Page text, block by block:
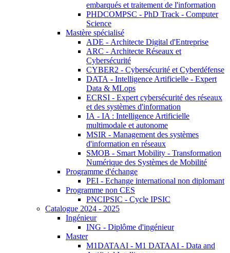
embarqués et traitement de l'information
PHDCOMPSC - PhD Track - Computer
Science
Mastère spécialisé
ADE - Architecte Digital d'Entreprise
ARC - Architecte Réseaux et
Cybersécurité
CYBER2 - Cybersécurité et Cyberdéfense
DATA - Intelligence Artificielle - Expert
Data & MLops
ECRSI - Expert cybersécurité des réseaux
et des systèmes d'information
IA - IA : Intelligence Artificielle
multimodale et autonome
MSIR - Management des systèmes
d'information en réseaux
SMOB - Smart Mobility - Transformation
Numérique des Systèmes de Mobilité
Programme d'échange
PEI - Echange international non diplomant
Programme non CES
PNCIPSIC - Cycle IPSIC
Catalogue 2024 - 2025
Ingénieur
ING - Diplôme d'ingénieur
Master
M1DATAAI - M1 DATAAI - Data and